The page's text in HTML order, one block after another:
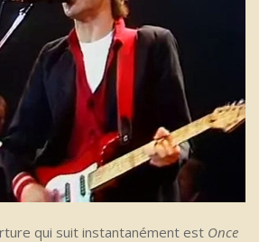
qui suit instantanément est Once